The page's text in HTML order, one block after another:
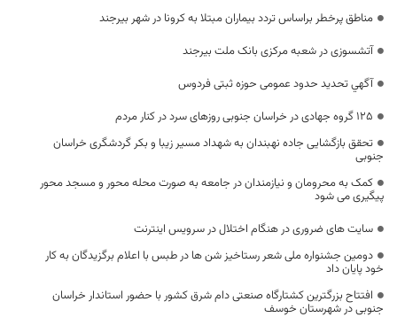
مناطق پرخطر براساس تردد بیماران مبتلا به کرونا در شهر بیرجند
آتشسوزی در شعبه مرکزی بانک ملت بیرجند
آگهي تحديد حدود عمومی حوزه ثبتی فردوس
۱۲۵ گروه جهادی در خراسان جنوبی روزهای سرد در کنار مردم
تحقق بازگشایی جاده نهبندان به شهداد مسیر زیبا و بکر گردشگری خراسان
جنوبی
کمک به محرومان و نیازمندان در جامعه به صورت محله محور و مسجد محور
پیگیری می شود
سایت های ضروری در هنگام اختلال در سرویس اینترنت
دومین جشنواره ملی شعر رستاخیز شن ها در طبس با اعلام برگزیدگان به کار
خود پایان داد
افتتاح بزرگترین کشتارگاه صنعتی دام شرق کشور با حضور استاندار خراسان
جنوبی در شهرستان خوسف